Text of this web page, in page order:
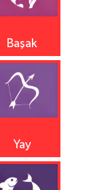
Başak
Yay